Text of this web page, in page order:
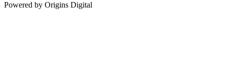
Powered by Origins Digital